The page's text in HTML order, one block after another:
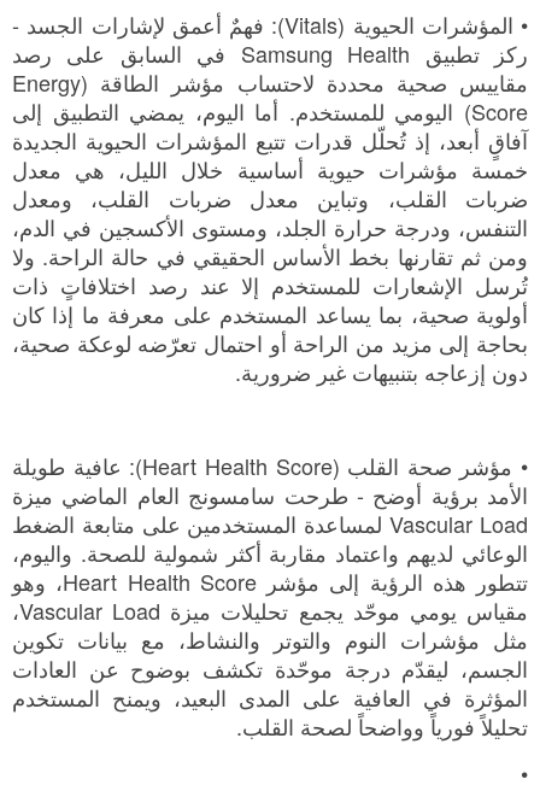
• المؤشرات الحيوية (Vitals): فهمٌ أعمق لإشارات الجسد -
ركز تطبيق Samsung Health في السابق على رصد
مقاييس صحية محددة لاحتساب مؤشر الطاقة (Energy
Score) اليومي للمستخدم. أما اليوم، يمضي التطبيق إلى
آفاقٍ أبعد، إذ تُحلّل قدرات تتبع المؤشرات الحيوية الجديدة
خمسة مؤشرات حيوية أساسية خلال الليل، هي معدل
ضربات القلب، وتباين معدل ضربات القلب، ومعدل
التنفس، ودرجة حرارة الجلد، ومستوى الأكسجين في الدم،
ومن ثم تقارنها بخط الأساس الحقيقي في حالة الراحة. ولا
تُرسل الإشعارات للمستخدم إلا عند رصد اختلافاتٍ ذات
أولوية صحية، بما يساعد المستخدم على معرفة ما إذا كان
بحاجة إلى مزيد من الراحة أو احتمال تعرّضه لوعكة صحية،
دون إزعاجه بتنبيهات غير ضرورية.
• مؤشر صحة القلب (Heart Health Score): عافية طويلة
الأمد برؤية أوضح - طرحت سامسونج العام الماضي ميزة
Vascular Load لمساعدة المستخدمين على متابعة الضغط
الوعائي لديهم واعتماد مقاربة أكثر شمولية للصحة. واليوم،
تتطور هذه الرؤية إلى مؤشر Heart Health Score، وهو
مقياس يومي موحّد يجمع تحليلات ميزة Vascular Load،
مثل مؤشرات النوم والتوتر والنشاط، مع بيانات تكوين
الجسم، ليقدّم درجة موحّدة تكشف بوضوح عن العادات
المؤثرة في العافية على المدى البعيد، ويمنح المستخدم
تحليلاً فورياً وواضحاً لصحة القلب.
•